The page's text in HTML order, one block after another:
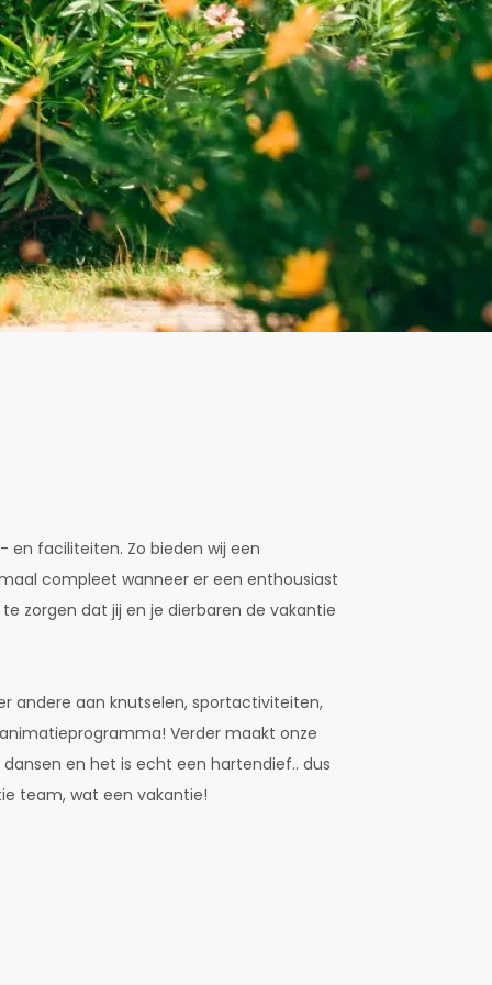
en faciliteiten. Zo bieden wij een
compleet wanneer er een enthousiast
zorgen dat jij en je dierbaren de vakantie
andere aan knutselen, sportactiviteiten,
Verder maakt onze
en het is echt een hartendief.. dus
team, wat een vakantie!